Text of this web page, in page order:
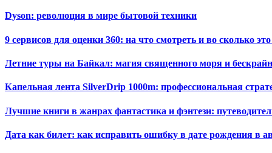
Dyson: революция в мире бытовой техники
9 сервисов для оценки 360: на что смотреть и во сколько это
Летние туры на Байкал: магия священного моря и
Капельная лента SilverDrip 1000m: профессиональная
Лучшие книги в жанрах фантастика и фэнтези:
Дата как билет: как исправить ошибку в дате рождения в